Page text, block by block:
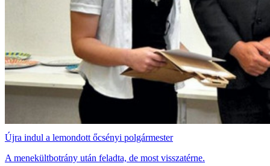
Újra indul a lemondott őcsényi polgármester
A menekültbotrány után feladta, de most visszatérne.